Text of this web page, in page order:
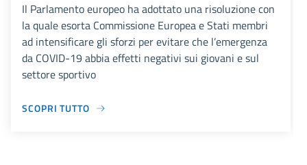
Il Parlamento europeo ha adottato una risoluzione con
la quale esorta Commissione Europea e Stati membri
ad intensificare gli sforzi per evitare che l’emergenza
da COVID-19 abbia effetti negativi sui giovani e sul
settore sportivo
SCOPRI TUTTO